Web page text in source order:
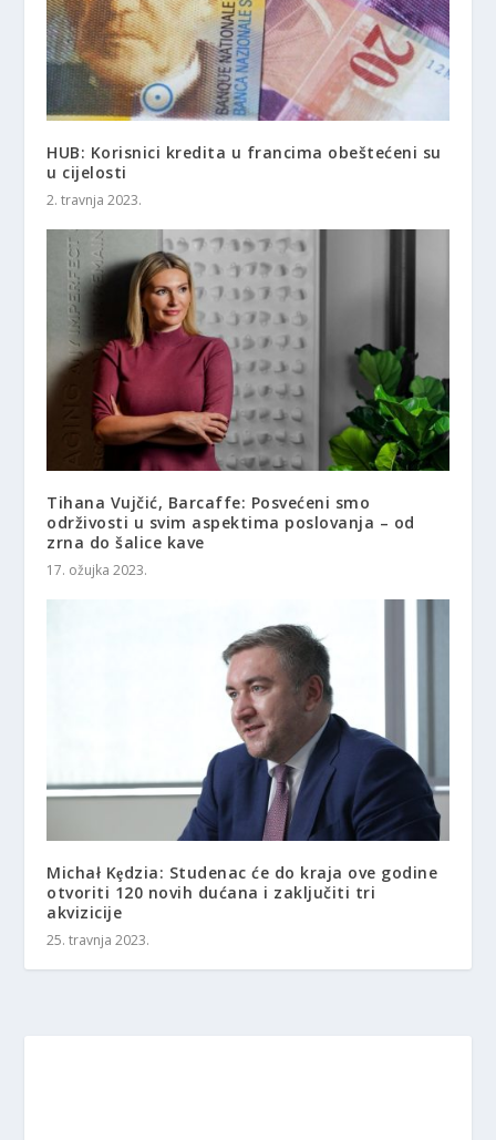
HUB: Korisnici kredita u francima obeštećeni su
u cijelosti
2. travnja 2023.
Tihana Vujčić, Barcaffe: Posvećeni smo
održivosti u svim aspektima poslovanja – od
zrna do šalice kave
17. ožujka 2023.
Michał Kȩdzia: Studenac će do kraja ove godine
otvoriti 120 novih dućana i zaključiti tri
akvizicije
25. travnja 2023.